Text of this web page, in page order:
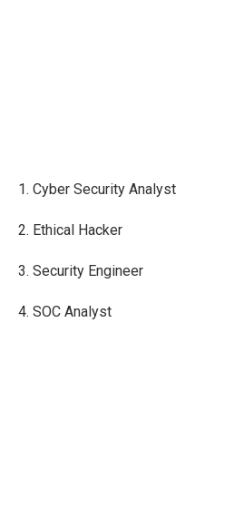
1. Cyber Security Analyst
2. Ethical Hacker
3. Security Engineer
4. SOC Analyst